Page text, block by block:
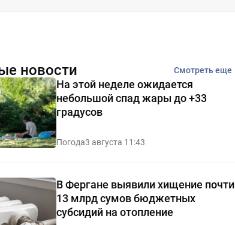
новости Смотреть еще
На этой неделе ожидается
небольшой спад жары до +33
градусов
Погода3 августа 11:43
В Фергане выявили хищение почти
13 млрд сумов бюджетных
субсидий на отопление